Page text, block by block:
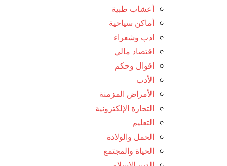
أعشاب طبية
أماكن سياحية
ادب وشعراء
اقتصاد مالي
اقوال وحكم
الأدب
الأمراض المزمنة
التجارة الإلكترونية
التعليم
الحمل والولادة
الحياة والمجتمع